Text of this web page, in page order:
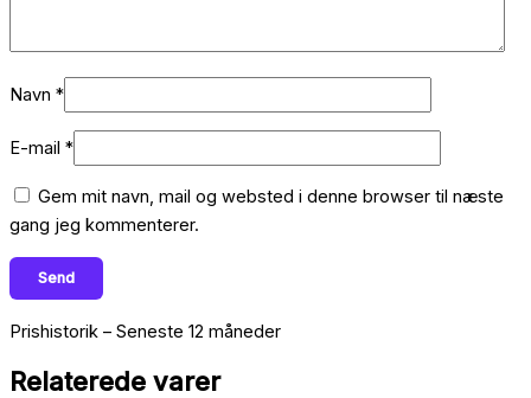
Navn *
E-mail *
Gem mit navn, mail og websted i denne browser til næste
gang jeg kommenterer.
Prishistorik – Seneste 12 måneder
Relaterede varer